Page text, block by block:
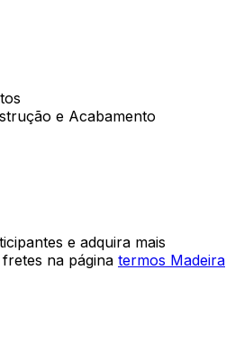
e Acabamento
e adquira mais
na página termos Madeira